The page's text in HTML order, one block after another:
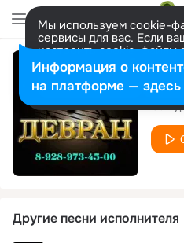
Мы используем cookie-
сервисы для вас. Если
настроить cookie-файлы
представитель. Больше
Разрешить все
Другие песни исполнителя
Информация о
на платформе — здесь